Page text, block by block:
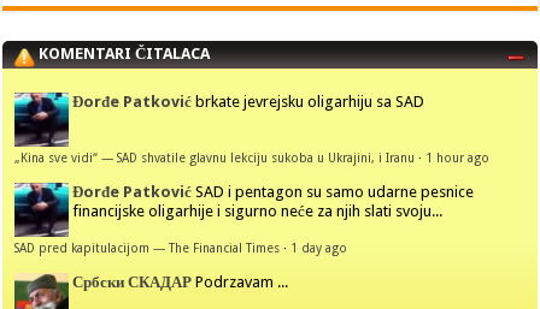
KOMENTARI ČITALACA
Đorđe Patković brkate jevrejsku oligarhiju sa SAD
„Kina sve vidi“ — SAD shvatile glavnu lekciju sukoba u Ukrajini, i Iranu · 1 hour ago
Đorđe Patković SAD i pentagon su samo udarne pesnice
financijske oligarhije i sigurno neće za njih slati svoju...
SAD pred kapitulacijom — The Financial Times · 1 day ago
Србски СКАДАР Podrzavam ...